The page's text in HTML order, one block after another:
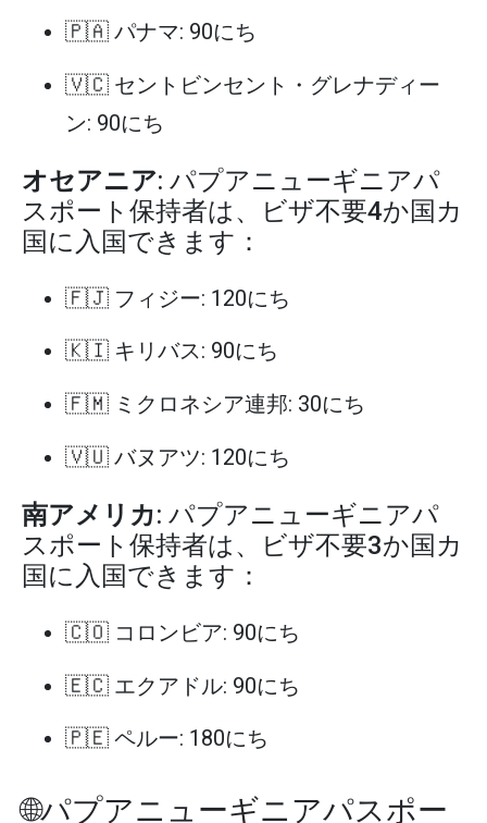
🇵🇦 パナマ: 90にち
🇻🇨 セントビンセント・グレナディー
ン: 90にち
オセアニア: パプアニューギニアパ
スポート保持者は、ビザ不要4か国カ
国に入国できます：
🇫🇯 フィジー: 120にち
🇰🇮 キリバス: 90にち
🇫🇲 ミクロネシア連邦: 30にち
🇻🇺 バヌアツ: 120にち
南アメリカ: パプアニューギニアパ
スポート保持者は、ビザ不要3か国カ
国に入国できます：
🇨🇴 コロンビア: 90にち
🇪🇨 エクアドル: 90にち
🇵🇪 ペルー: 180にち
🌐パプアニューギニアパスポー